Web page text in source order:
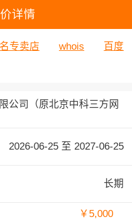
详情
专卖店 whois
百度
公司（原北京中科三方网
2026-06-25 至 2027-06-25
长期
￥5,000